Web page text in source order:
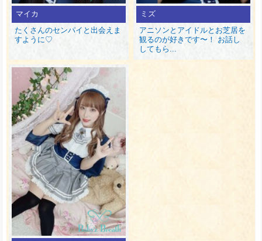
マイカ
たくさんのセンパイと出会えま
すように♡
ミズ
アニソンとアイドルとお芝居を
観るのが好きです〜！ お話し
してもら...